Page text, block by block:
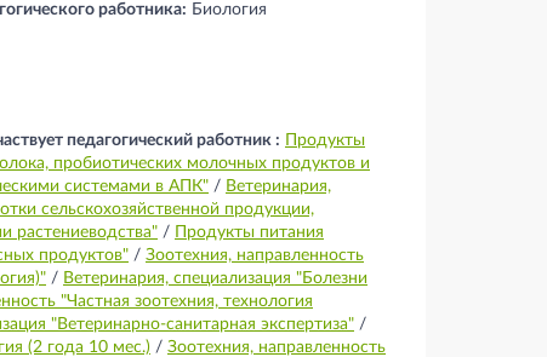
работника: Биология
педагогический работник :
Продукты
пробиотических молочных продуктов и
системами в АПК" / Ветеринария,
сельскохозяйственной продукции,
растениеводства" /
Продукты питания
продуктов" / Зоотехния, направленность
/ Ветеринария, специализация "Болезни
"Частная зоотехния, технология
"Ветеринарно-санитарная экспертиза" /
(2 года 10 мес.) / Зоотехния, направленность